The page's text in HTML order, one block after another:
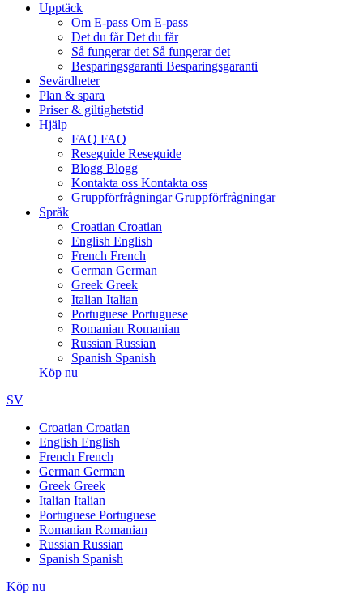
Upptäck
Om E-pass Om E-pass
Det du får Det du får
Så fungerar det Så fungerar det
Besparingsgaranti Besparingsgaranti
Sevärdheter
Plan & spara
Priser & giltighetstid
Hjälp
FAQ FAQ
Reseguide Reseguide
Blogg Blogg
Kontakta oss Kontakta oss
Gruppförfrågningar Gruppförfrågningar
Språk
Croatian Croatian
English English
French French
German German
Greek Greek
Italian Italian
Portuguese Portuguese
Romanian Romanian
Russian Russian
Spanish Spanish
Köp nu
SV
Croatian Croatian
English English
French French
German German
Greek Greek
Italian Italian
Portuguese Portuguese
Romanian Romanian
Russian Russian
Spanish Spanish
Köp nu